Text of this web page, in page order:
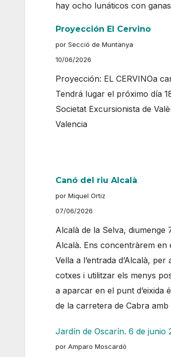
hay ocho lunáticos con
Proyección El Cervino
por Secció de Muntanya
10/06/2026
Proyección: EL CERVINOa
Tendrá lugar el próximo día
Societat Excursionista de
Valencia
Canó del riu Alcalà
por Miquel Ortiz
07/06/2026
Alcalà de la Selva, diumenge
Alcalà. Ens concentràrem en
Vella a l’entrada d’Alcalà,
cotxes i utilitzar els menys
a aparcar en el punt d’eixida
de la carretera de Cabra
Jardín de Oscarín. 6 de junio
por Amparo Moscardó